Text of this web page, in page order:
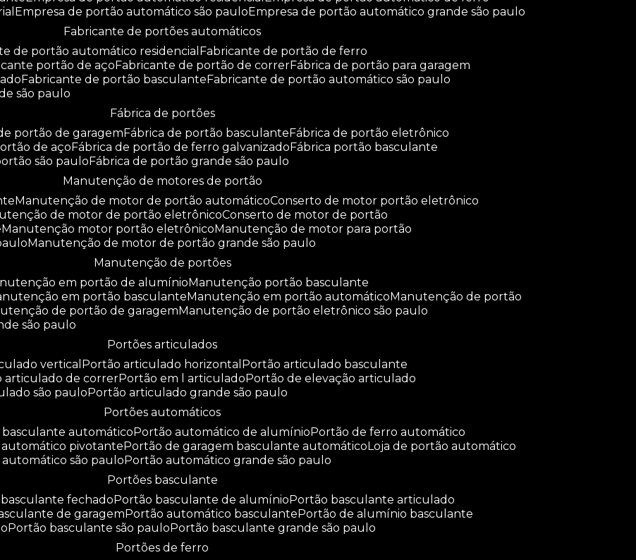
empresa de portão automático são paulo
empresa de portão automático grande são paulo
fabricante de portões automáticos
de portão automático residencial
fabricante de portão de ferro
portão de aço fabricante de portão de correr fábrica de portão para garagem
fabricante de portão basculante
fabricante de portão automático são paulo
são paulo
fábrica de portões
portão de garagem fábrica de portão basculante
fábrica de portão eletrônico
de aço fábrica de portão de ferro galvanizado
fábrica portão basculante
são paulo
fábrica de portão grande são paulo
manutenção de motores de portão
manutenção de motor de portão automático conserto de motor portão eletrônico
de motor de portão eletrônico conserto de motor de portão
manutenção motor portão eletrônico
manutenção de motor para portão
manutenção de motor de portão grande são paulo
manutenção de portões
em portão de alumínio
manutenção portão basculante
em portão basculante manutenção em portão automático
manutenção de portão
de portão de garagem
manutenção de portão eletrônico são paulo
são paulo
portões articulados
vertical portão articulado horizontal
portão articulado basculante
articulado de correr portão em l articulado
portão de elevação articulado
são paulo
portão articulado grande são paulo
portões automáticos
basculante automático portão automático de alumínio
portão de ferro automático
automático pivotante portão de garagem basculante automático loja de portão automático
automático são paulo
portão automático grande são paulo
portões basculante
basculante fechado portão basculante de alumínio
portão basculante articulado
de garagem portão automático basculante
portão de alumínio basculante
portão basculante são paulo
portão basculante grande são paulo
portões de ferro